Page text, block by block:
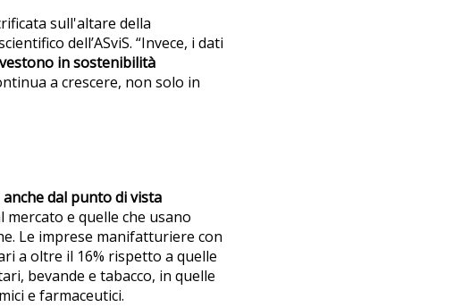
sull'altare della
dell’ASviS. “Invece, i dati
in sostenibilità
a crescere, non solo in
anche dal punto di vista
e quelle che usano
Le imprese manifatturiere con
a oltre il 16% rispetto a quelle
bevande e tabacco, in quelle
e farmaceutici.